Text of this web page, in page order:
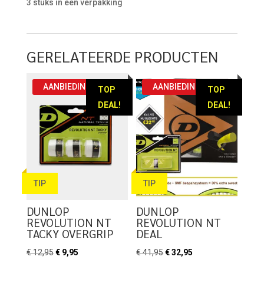
3 stuks in een verpakking
GERELATEERDE PRODUCTEN
TOP
DEAL!
TIP
AANBIEDING!
DUNLOP
REVOLUTION NT
TACKY OVERGRIP
€12,95 Oorspronkelijke
€9,95Huidige
TOP
DEAL!
TIP
AANBIEDING!
DUNLOP
REVOLUTION NT
DEAL
€41,95Oorspronkelijke
€32,95